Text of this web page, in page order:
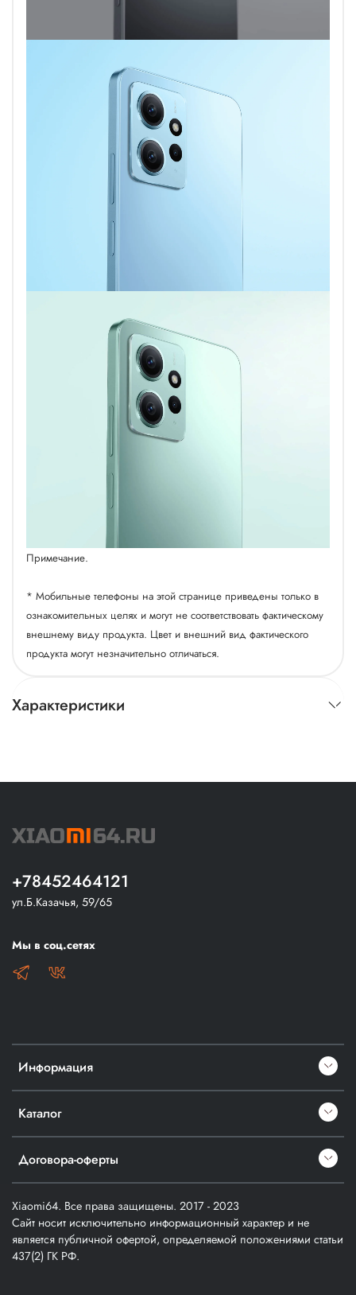
Примечание.
* Мобильные телефоны на этой странице приведены только в
ознакомительных целях и могут не соответствовать фактическому
внешнему виду продукта. Цвет и внешний вид фактического
продукта могут незначительно отличаться.
Характеристики
Информация
Каталог
Договора-оферты
+78452464121
ул.Б.Казачья, 59/65
Мы в соц.сетях
Xiaomi64. Все права защищены. 2017 - 2023
Сайт носит исключительно информационный характер и не
является публичной офертой, определяемой положениями статьи
437(2) ГК РФ.